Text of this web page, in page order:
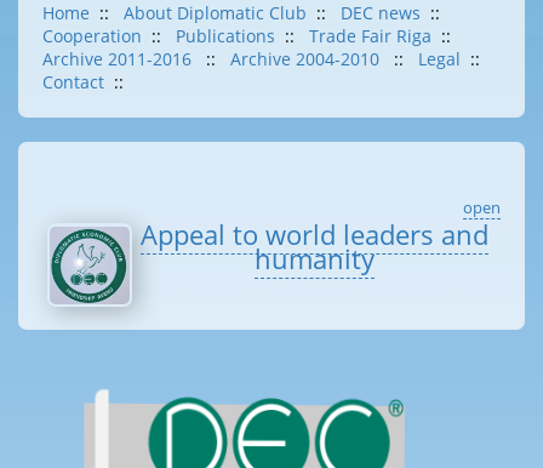
Home :: About Diplomatic Club :: DEC news ::
Cooperation :: Publications :: Trade Fair Riga ::
Archive 2011-2016
:: Archive 2004-2010 :: Legal ::
Contact ::
open
Appeal to world leaders and
humanity